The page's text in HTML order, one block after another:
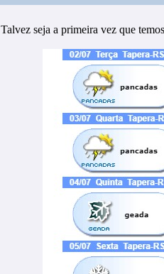
Talvez seja a primeira vez que